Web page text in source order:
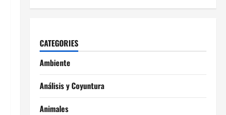
CATEGORIES
Ambiente
Análisis y Coyuntura
Animales